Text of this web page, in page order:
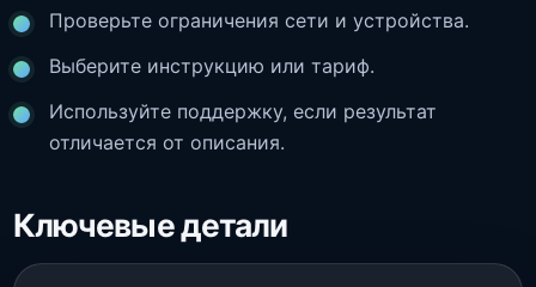
Проверьте ограничения сети и устройства.
Выберите инструкцию или тариф.
Используйте поддержку, если результат
отличается от описания.
Ключевые детали